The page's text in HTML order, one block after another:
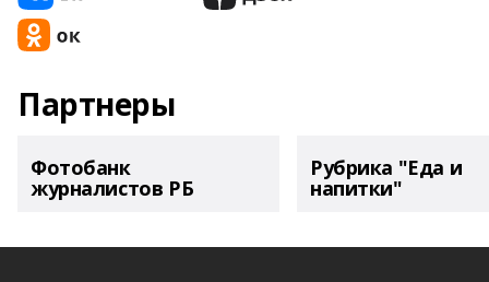
Партнеры
Фотобанк
журналистов РБ
Рубрика "Еда и
напитки"